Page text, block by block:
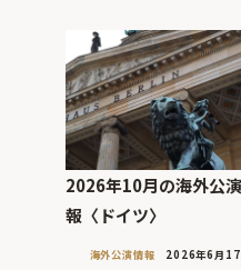
2026年10月の海外公
報〈ドイツ〉
海外公演情報 2026年6月17